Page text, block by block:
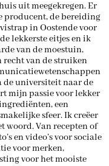
uit meegekregen. Er
producent, de bereiding
in Oostende voor
lekkerste eitjes en ik
van de moestuin,
recht van de struiken
de universiteit naar de
mijn passie voor lekker
een
sfeer. Ik creëer
woord. Van recepten of
en video’s voor sociale
voor merken,
voor het mooiste